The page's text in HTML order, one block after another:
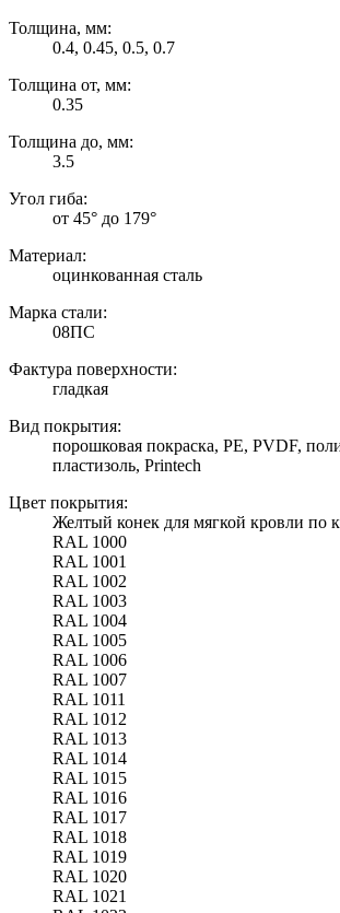
Толщина, мм:
0.4, 0.45, 0.5, 0.7
Толщина от, мм:
0.35
Толщина до, мм:
3.5
Угол гиба:
от 45° до 179°
Материал:
оцинкованная сталь
Марка стали:
08ПС
Фактура поверхности:
гладкая
Вид покрытия:
порошковая покраска, PE, PVDF,
пластизоль, Printech
Цвет покрытия:
Желтый конек для мягкой кровли по
RAL 1000
RAL 1001
RAL 1002
RAL 1003
RAL 1004
RAL 1005
RAL 1006
RAL 1007
RAL 1011
RAL 1012
RAL 1013
RAL 1014
RAL 1015
RAL 1016
RAL 1017
RAL 1018
RAL 1019
RAL 1020
RAL 1021